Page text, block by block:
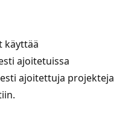
käyttää
ajoitetuissa
ajoitettuja projekteja